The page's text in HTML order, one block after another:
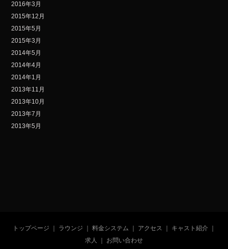
2016年3月
2015年12月
2015年5月
2015年3月
2014年5月
2014年4月
2014年1月
2013年11月
2013年10月
2013年7月
2013年5月
トップページ ラウンジ 料金システム アクセス キャスト紹介｜
求人
お問い合わせ